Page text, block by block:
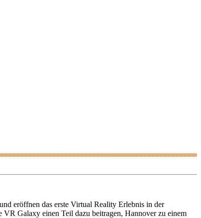
eröffnen das erste Virtual Reality Erlebnis in der
Galaxy einen Teil dazu beitragen, Hannover zu einem